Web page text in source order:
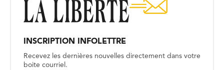
INSCRIPTION INFOLETTRE
Recevez les dernières nouvelles directement dans votre
boite courriel.